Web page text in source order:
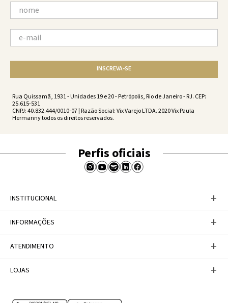
INSCREVA-SE
Rua Quissamã, 1931 - Unidades 19 e 20 - Petrópolis, Rio de Janeiro - RJ. CEP:
25.615-531
CNPJ: 40.832.444/0010-07 | Razão Social: Vix Varejo LTDA. 2020 Vix Paula
Hermanny todos os direitos reservados.
Perfis oficiais
INSTITUCIONAL +
A Marca
Trabalhe conosco
INFORMAÇÕES +
Política de Privacidade
Tabela de Medidas
ATENDIMENTO +
Personal Shopper
LOJAS +